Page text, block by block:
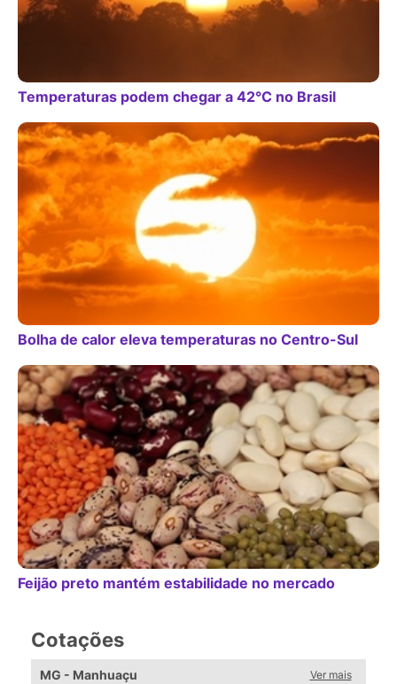
Temperaturas podem chegar a 42°C no Brasil
Bolha de calor eleva temperaturas no Centro-Sul
Feijão preto mantém estabilidade no mercado
Cotações
MG - Manhuaçu Ver mais